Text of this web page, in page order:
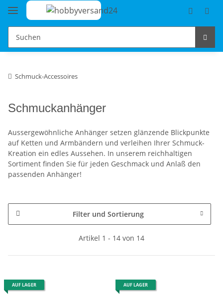
Schmuck-Accessoires
Schmuckanhänger
Aussergewöhnliche Anhänger setzen glänzende Blickpunkte
auf Ketten und Armbändern und verleihen Ihrer Schmuck-
Kreation ein edles Aussehen. In unserem reichhaltigen
Sortiment finden Sie für jeden Geschmack und Anlaß den
passenden Anhänger!
Filter und Sortierung
Artikel 1 - 14 von 14
AUF LAGER AUF LAGER